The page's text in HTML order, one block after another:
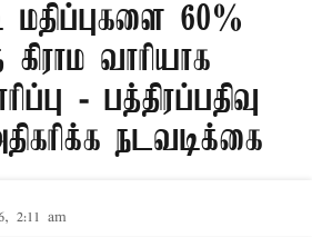
மதிப்புகளை 60%
வாரியாக
- பத்திரப்பதிவு
நடவடிக்கை
2:11 am